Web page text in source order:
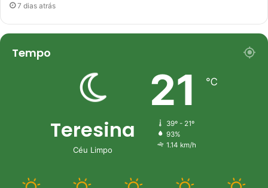
7 dias atrás
Tempo
Teresina
Céu Limpo
21 ℃
39º - 21º
93%
1.14 km/h